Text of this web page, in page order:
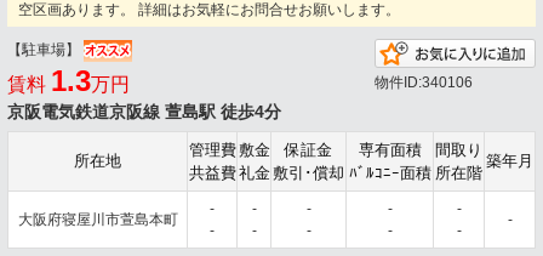
空区画あります。 詳細はお気軽にお問合せお願いします。
【駐車場】
賃料 1.3万円
京阪電気鉄道京阪線 萱島駅 徒歩4分
物件ID:340106
所在地
管理費
共益費
敷金
礼金
保証金
敷引･償却
専有面積
ﾊﾞﾙｺﾆｰ面積
間取り
所在階
築年月
大阪府寝屋川市萱島本町
-
-
-
-
-
-
-
-
-
-
-